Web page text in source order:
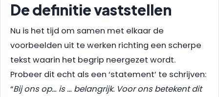
De definitie vaststellen
Nu is het tijd om samen met elkaar de
voorbeelden uit te werken richting een scherpe
tekst waarin het begrip neergezet wordt.
Probeer dit echt als een ‘statement’ te schrijven:
“Bij ons op… is … belangrijk. Voor ons betekent dit